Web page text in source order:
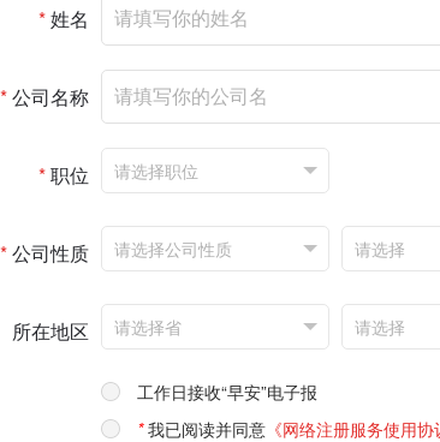
*姓名
*公司名称
*职位
*公司性质
所在地区
工作日接收“早安”电子报
*我已阅读并同意 《网络注册服务使用协